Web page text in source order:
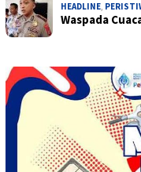
HEADLINE,
Waspada